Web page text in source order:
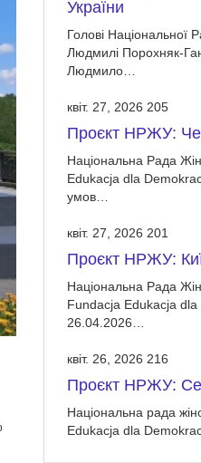
України
Голові Національної
Людмилі Порохняк-
Людмило…
квіт. 27, 2026 205
Проєкт НРЖУ:
Національна Рада
Edukacja dla
умов…
квіт. 27, 2026 201
Проєкт НРЖУ:
Національна Рада
Fundacja Edukacja
26.04.2026…
квіт. 26, 2026 216
Проєкт НРЖУ:
Національна рада
Edukacja dla